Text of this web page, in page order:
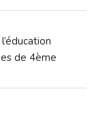
de 4ème